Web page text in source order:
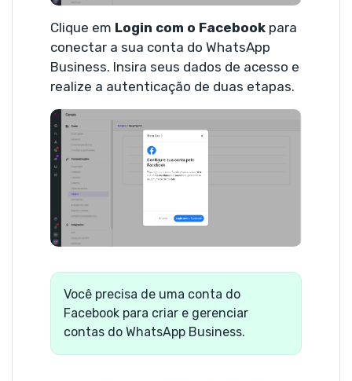
Clique em Login com o Facebook para
conectar a sua conta do WhatsApp
Business. Insira seus dados de acesso e
realize a autenticação de duas etapas.
Você precisa de uma conta do
Facebook para criar e gerenciar
contas do WhatsApp Business.